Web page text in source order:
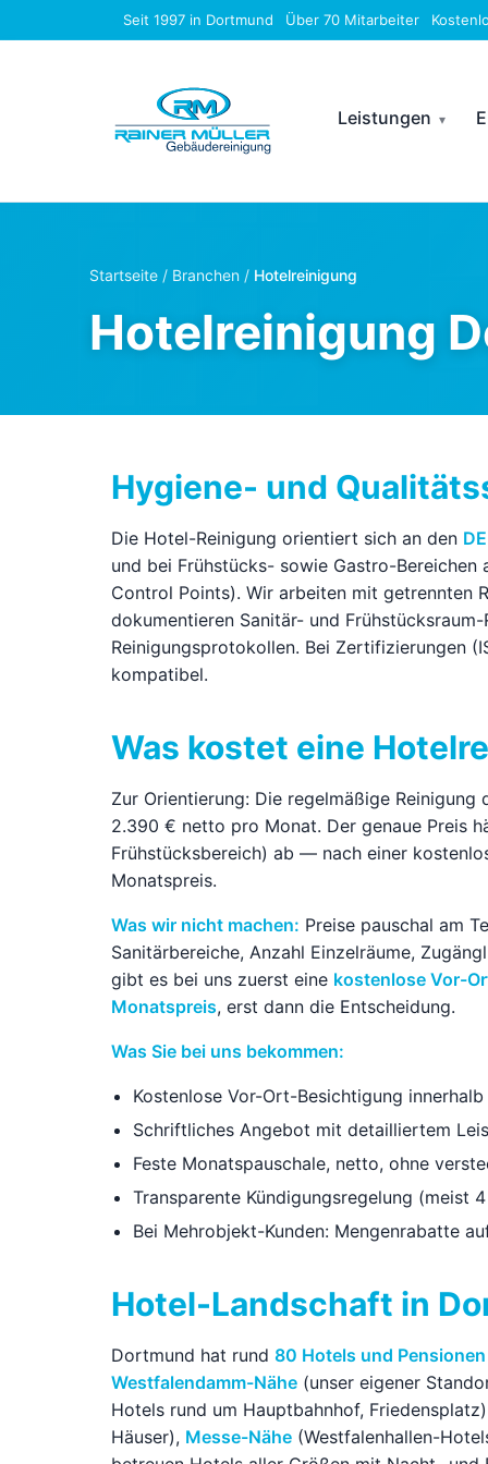
Seit 1997 in Dortmund Über 70 Mitarbeiter
Leistungen
Startseite / Branchen / Hotelreinigung
Hotelreinigung
Hygiene- und
Die Hotel-Reinigung orientiert sich an den
und bei Frühstücks- sowie Gastro-Bereichen
Control Points). Wir arbeiten mit getrennten
dokumentieren Sanitär- und
Reinigungsprotokollen. Bei Zertifizierungen
kompatibel.
Was kostet eine
Zur Orientierung: Die regelmäßige
2.390 € netto pro Monat. Der genaue Preis
Frühstücksbereich) ab — nach einer
Monatspreis.
Was wir nicht machen: Preise pauschal am
Sanitärbereiche, Anzahl Einzelräume,
gibt es bei uns zuerst eine kostenlose Vor-
Monatspreis, erst dann die Entscheidung.
Was Sie bei uns bekommen:
Kostenlose Vor-Ort-Besichtigung
Schriftliches Angebot mit detailliertem
Feste Monatspauschale, netto, ohne
Transparente Kündigungsregelung (meist
Bei Mehrobjekt-Kunden: Mengenrabatte
Hotel-Landschaft in
Dortmund hat rund 80 Hotels und Pensionen
Westfalendamm-Nähe (unser eigener
Hotels rund um Hauptbahnhof,
Häuser), Messe-Nähe (Westfalenhallen-